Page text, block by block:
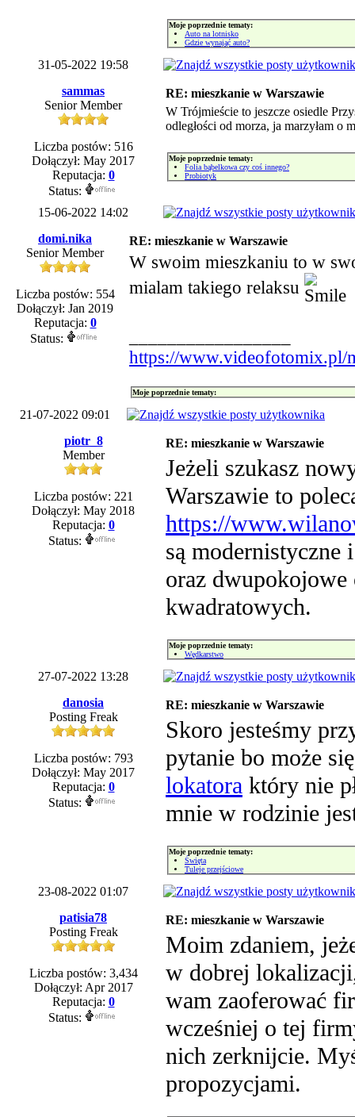
Moje poprzednie tematy:
Auto na lotnisko
Gdzie wynająć auto?
31-05-2022 19:58
sammas
Senior Member
Liczba postów: 516
Dołączył: May 2017
Reputacja: 0
Status:
RE: mieszkanie w Warszawie
W Trójmieście to jeszcze osiedle
odległości od morza, ja marzyłam o
Moje poprzednie tematy:
Folia bąbelkowa czy coś innego?
Probiotyk
15-06-2022 14:02
domi.nika
Senior Member
Liczba postów: 554
Dołączył: Jan 2019
Reputacja: 0
Status:
RE: mieszkanie w Warszawie
W swoim mieszkaniu to w
mialam takiego relaksu
https://www.videofotomix.pl/
Moje poprzednie tematy:
21-07-2022 09:01
piotr_8
Member
Liczba postów: 221
Dołączył: May 2018
Reputacja: 0
Status:
RE: mieszkanie w Warszawie
Jeżeli szukasz
Warszawie to
https://
są modernistyczne
oraz
kwadratowych.
Moje poprzednie tematy:
Wędkarstwo
27-07-2022 13:28
danosia
Posting Freak
Liczba postów: 793
Dołączył: May 2017
Reputacja: 0
Status:
RE: mieszkanie w Warszawie
Skoro jesteśmy
pytanie bo może
lokatora który nie
mnie w rodzinie
Moje poprzednie tematy:
Święta
Tuleje przejściowe
23-08-2022 01:07
patisia78
Posting Freak
Liczba postów: 3,434
Dołączył: Apr 2017
Reputacja: 0
Status:
RE: mieszkanie w Warszawie
Moim zdaniem,
w dobrej
wam zaoferować
wcześniej o tej
nich zerknijcie.
propozycjami.